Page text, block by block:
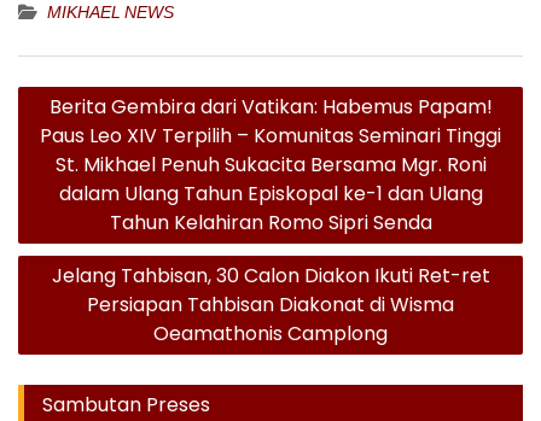
MIKHAEL NEWS
Navigasi
pos
Berita Gembira dari Vatikan: Habemus Papam!
Paus Leo XIV Terpilih – Komunitas Seminari Tinggi
St. Mikhael Penuh Sukacita Bersama Mgr. Roni
dalam Ulang Tahun Episkopal ke-1 dan Ulang
Tahun Kelahiran Romo Sipri Senda
Jelang Tahbisan, 30 Calon Diakon Ikuti Ret-ret
Persiapan Tahbisan Diakonat di Wisma
Oeamathonis Camplong
Sambutan Preses